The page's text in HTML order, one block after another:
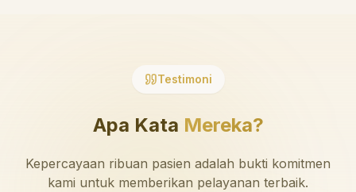
Testimoni
Apa Kata Mereka?
Kepercayaan ribuan pasien adalah bukti komitmen
kami untuk memberikan pelayanan terbaik.